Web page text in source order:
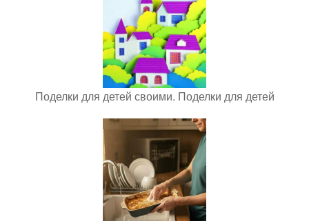
Поделки для детей своими. Поделки для детей